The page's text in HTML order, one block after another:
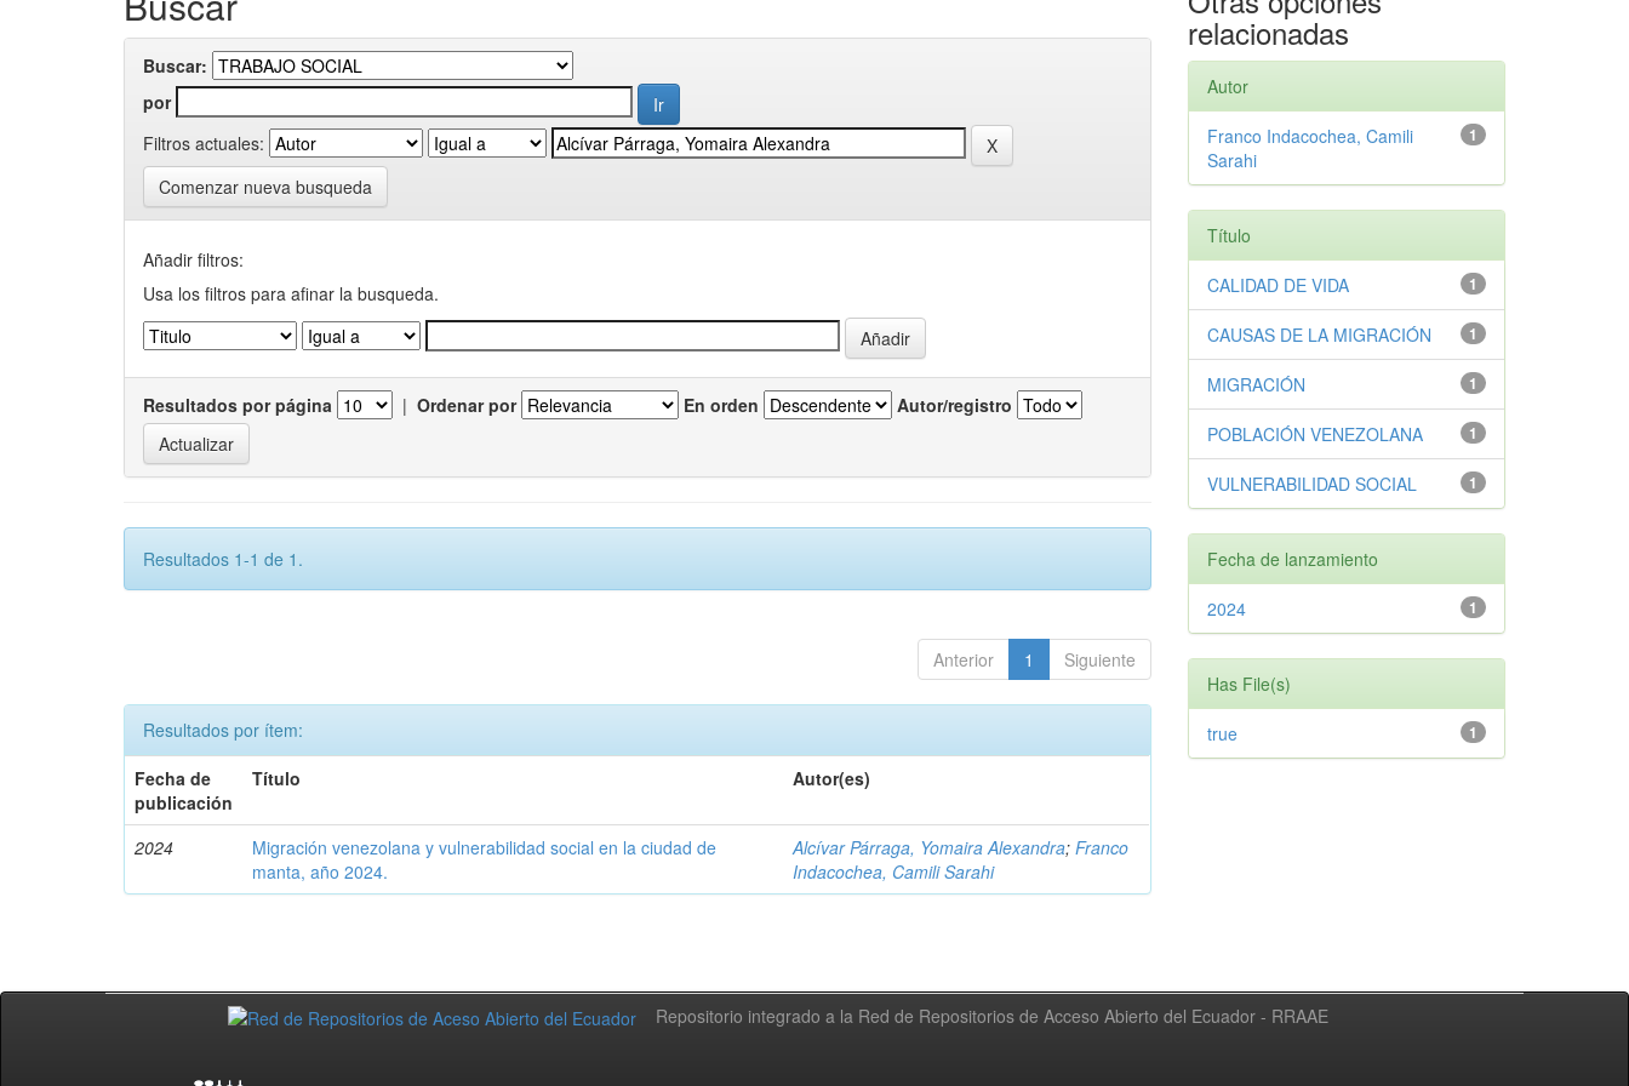
Buscar:
por
Filtros actuales:
Comenzar nueva busqueda
Añadir filtros:
Usa los filtros para afinar la busqueda.
Resultados por página | Ordenar por En orden Autor/registro
Resultados 1-1 de 1.
Anterior 1 Siguiente
Resultados por ítem:
Fecha de
publicación
Título Autor(es)
2024
Migración venezolana y vulnerabilidad social en la ciudad de
manta, año 2024.
Alcívar Párraga, Yomaira Alexandra;Franco
Indacochea, Camili Sarahi
relacionadas
Autor
1
Franco Indacochea, Camili
Sarahi
Título
1
CALIDAD DE VIDA
1
CAUSAS DE LA MIGRACIÓN
1
MIGRACIÓN
1
POBLACIÓN VENEZOLANA
1
VULNERABILIDAD SOCIAL
Fecha de lanzamiento
1
2024
Has File(s)
1
true
Repositorio integrado a la Red de Repositorios de Acceso Abierto del Ecuador - RRAAE